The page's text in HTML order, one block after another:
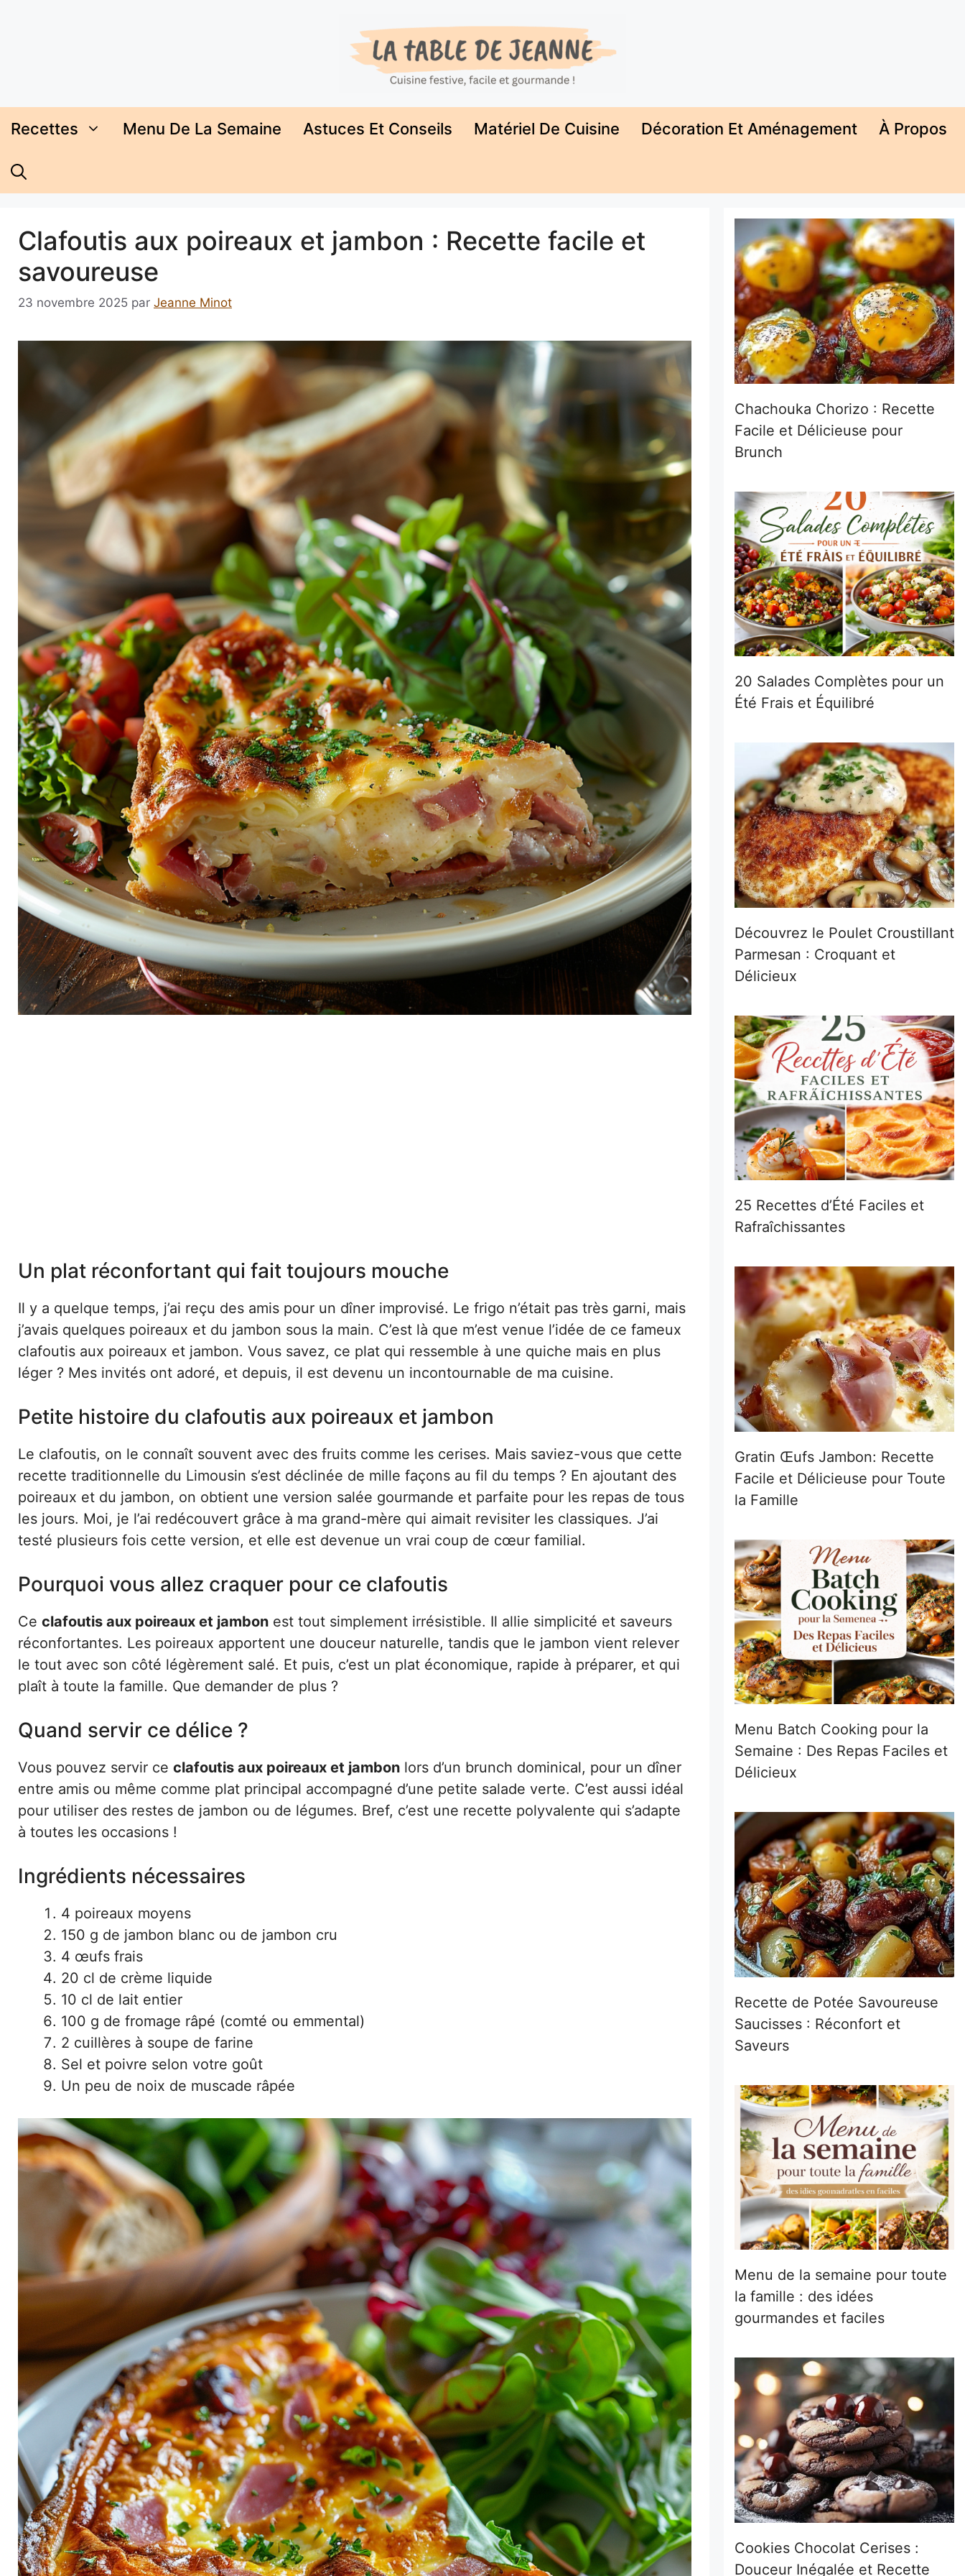
Recettes Menu De La Semaine Astuces Et Conseils Matériel De Cuisine Décoration Et Aménagement À Propos
Clafoutis aux poireaux et jambon : Recette facile et
savoureuse
23 novembre 2025 par Jeanne Minot
Un plat réconfortant qui fait toujours mouche
Il y a quelque temps, j’ai reçu des amis pour un dîner improvisé. Le frigo n’était pas très garni, mais
j’avais quelques poireaux et du jambon sous la main. C’est là que m’est venue l’idée de ce fameux
clafoutis aux poireaux et jambon. Vous savez, ce plat qui ressemble à une quiche mais en plus
léger ? Mes invités ont adoré, et depuis, il est devenu un incontournable de ma cuisine.
Petite histoire du clafoutis aux poireaux et jambon
Le clafoutis, on le connaît souvent avec des fruits comme les cerises. Mais saviez-vous que cette
recette traditionnelle du Limousin s’est déclinée de mille façons au fil du temps ? En ajoutant des
poireaux et du jambon, on obtient une version salée gourmande et parfaite pour les repas de tous
les jours. Moi, je l’ai redécouvert grâce à ma grand-mère qui aimait revisiter les classiques. J’ai
testé plusieurs fois cette version, et elle est devenue un vrai coup de cœur familial.
Pourquoi vous allez craquer pour ce clafoutis
Ce clafoutis aux poireaux et jambon est tout simplement irrésistible. Il allie simplicité et saveurs
réconfortantes. Les poireaux apportent une douceur naturelle, tandis que le jambon vient relever
le tout avec son côté légèrement salé. Et puis, c’est un plat économique, rapide à préparer, et qui
plaît à toute la famille. Que demander de plus ?
Quand servir ce délice ?
Vous pouvez servir ce clafoutis aux poireaux et jambon lors d’un brunch dominical, pour un dîner
entre amis ou même comme plat principal accompagné d’une petite salade verte. C’est aussi idéal
pour utiliser des restes de jambon ou de légumes. Bref, c’est une recette polyvalente qui s’adapte
à toutes les occasions !
Ingrédients nécessaires
4 poireaux moyens
150 g de jambon blanc ou de jambon cru
4 œufs frais
20 cl de crème liquide
10 cl de lait entier
100 g de fromage râpé (comté ou emmental)
2 cuillères à soupe de farine
Sel et poivre selon votre goût
Un peu de noix de muscade râpée
Chachouka Chorizo : Recette
Facile et Délicieuse pour
Brunch
20 Salades Complètes pour un
Été Frais et Équilibré
Découvrez le Poulet Croustillant
Parmesan : Croquant et
Délicieux
25 Recettes d’Été Faciles et
Rafraîchissantes
Gratin Œufs Jambon: Recette
Facile et Délicieuse pour Toute
la Famille
Menu Batch Cooking pour la
Semaine : Des Repas Faciles et
Délicieux
Recette de Potée Savoureuse
Saucisses : Réconfort et
Saveurs
Menu de la semaine pour toute
la famille : des idées
gourmandes et faciles
Cookies Chocolat Cerises :
Douceur Inégalée et Recette